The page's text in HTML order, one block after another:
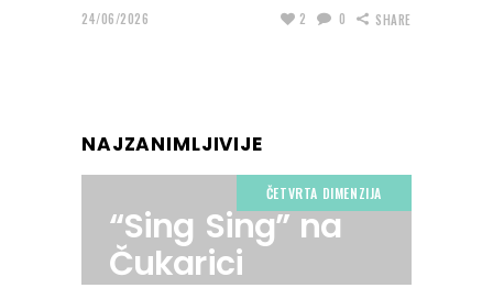
24/06/2026 2 0 SHARE
NAJZANIMLJIVIJE
ČETVRTA DIMENZIJA
“Sing Sing” na
Čukarici